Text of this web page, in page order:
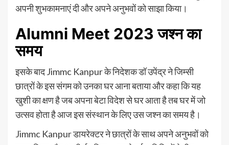
अपनी शुभकामनाएं दी और अपने अनुभवों को साझा किया।
Alumni Meet 2023 जश्न का
समय
इसके बाद Jimmc Kanpur के निदेशक डॉ उपेंद्र ने जिम्सी
छात्रों के इस संगम को उनका घर आना बताया और कहा कि यह
खुशी का क्षण है जब अपना बेटा विदेश से घर आता है तब घर में जो
उत्सव होता है आज इस संस्थान के लिए उस जश्न का समय है।
Jimmc Kanpur डायरेक्टर ने छात्रों के साथ अपने अनुभवों को